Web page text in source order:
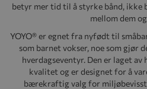
betyr mer tid til å styrke bånd, ikke
mellom dem
YOYO® er egnet fra nyfødt til
som barnet vokser, noe som gjør
hverdagseventyr. Den er laget
kvalitet og er designet for å
bærekraftig valg for